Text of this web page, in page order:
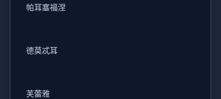
帕耳塞福涅
德莫忒耳
芙蕾雅